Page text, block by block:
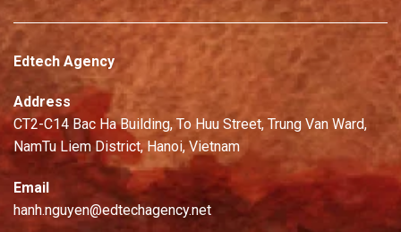
Edtech Agency
Address
CT2-C14 Bac Ha Building, To Huu Street, Trung Van Ward,
NamTu Liem District, Hanoi, Vietnam
Email
hanh.nguyen@edtechagency.net